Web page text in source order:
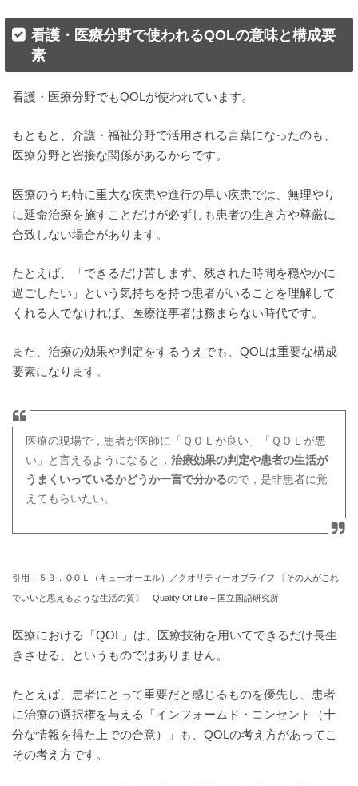
看護・医療分野で使われるQOLの意味と構成要
素
看護・医療分野でもQOLが使われています。
もともと、介護・福祉分野で活用される言葉になったのも、
医療分野と密接な関係があるからです。
医療のうち特に重大な疾患や進行の早い疾患では、無理やり
に延命治療を施すことだけが必ずしも患者の生き方や尊厳に
合致しない場合があります。
たとえば、「できるだけ苦しまず、残された時間を穏やかに
過ごしたい」という気持ちを持つ患者がいることを理解して
くれる人でなければ、医療従事者は務まらない時代です。
また、治療の効果や判定をするうえでも、QOLは重要な構成
要素になります。
医療の現場で，患者が医師に「ＱＯＬが良い」「ＱＯＬが悪
い」と言えるようになると，治療効果の判定や患者の生活が
うまくいっているかどうか一言で分かるので，是非患者に覚
えてもらいたい。
引用：５３．ＱＯＬ（キューオーエル）／クオリティーオブライフ 〔その人がこれ
でいいと思えるような生活の質〕 Quality Of Life – 国立国語研究所
医療における「QOL」は、医療技術を用いてできるだけ長生
きさせる、というものではありません。
たとえば、患者にとって重要だと感じるものを優先し、患者
に治療の選択権を与える「インフォームド・コンセント（十
分な情報を得た上での合意）」も、QOLの考え方があってこ
その考え方です。